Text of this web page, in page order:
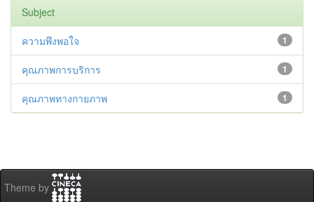
Subject
1
ความพึงพอใจ
1
คุณภาพการบริการ
1
คุณภาพทางกายภาพ
Theme by